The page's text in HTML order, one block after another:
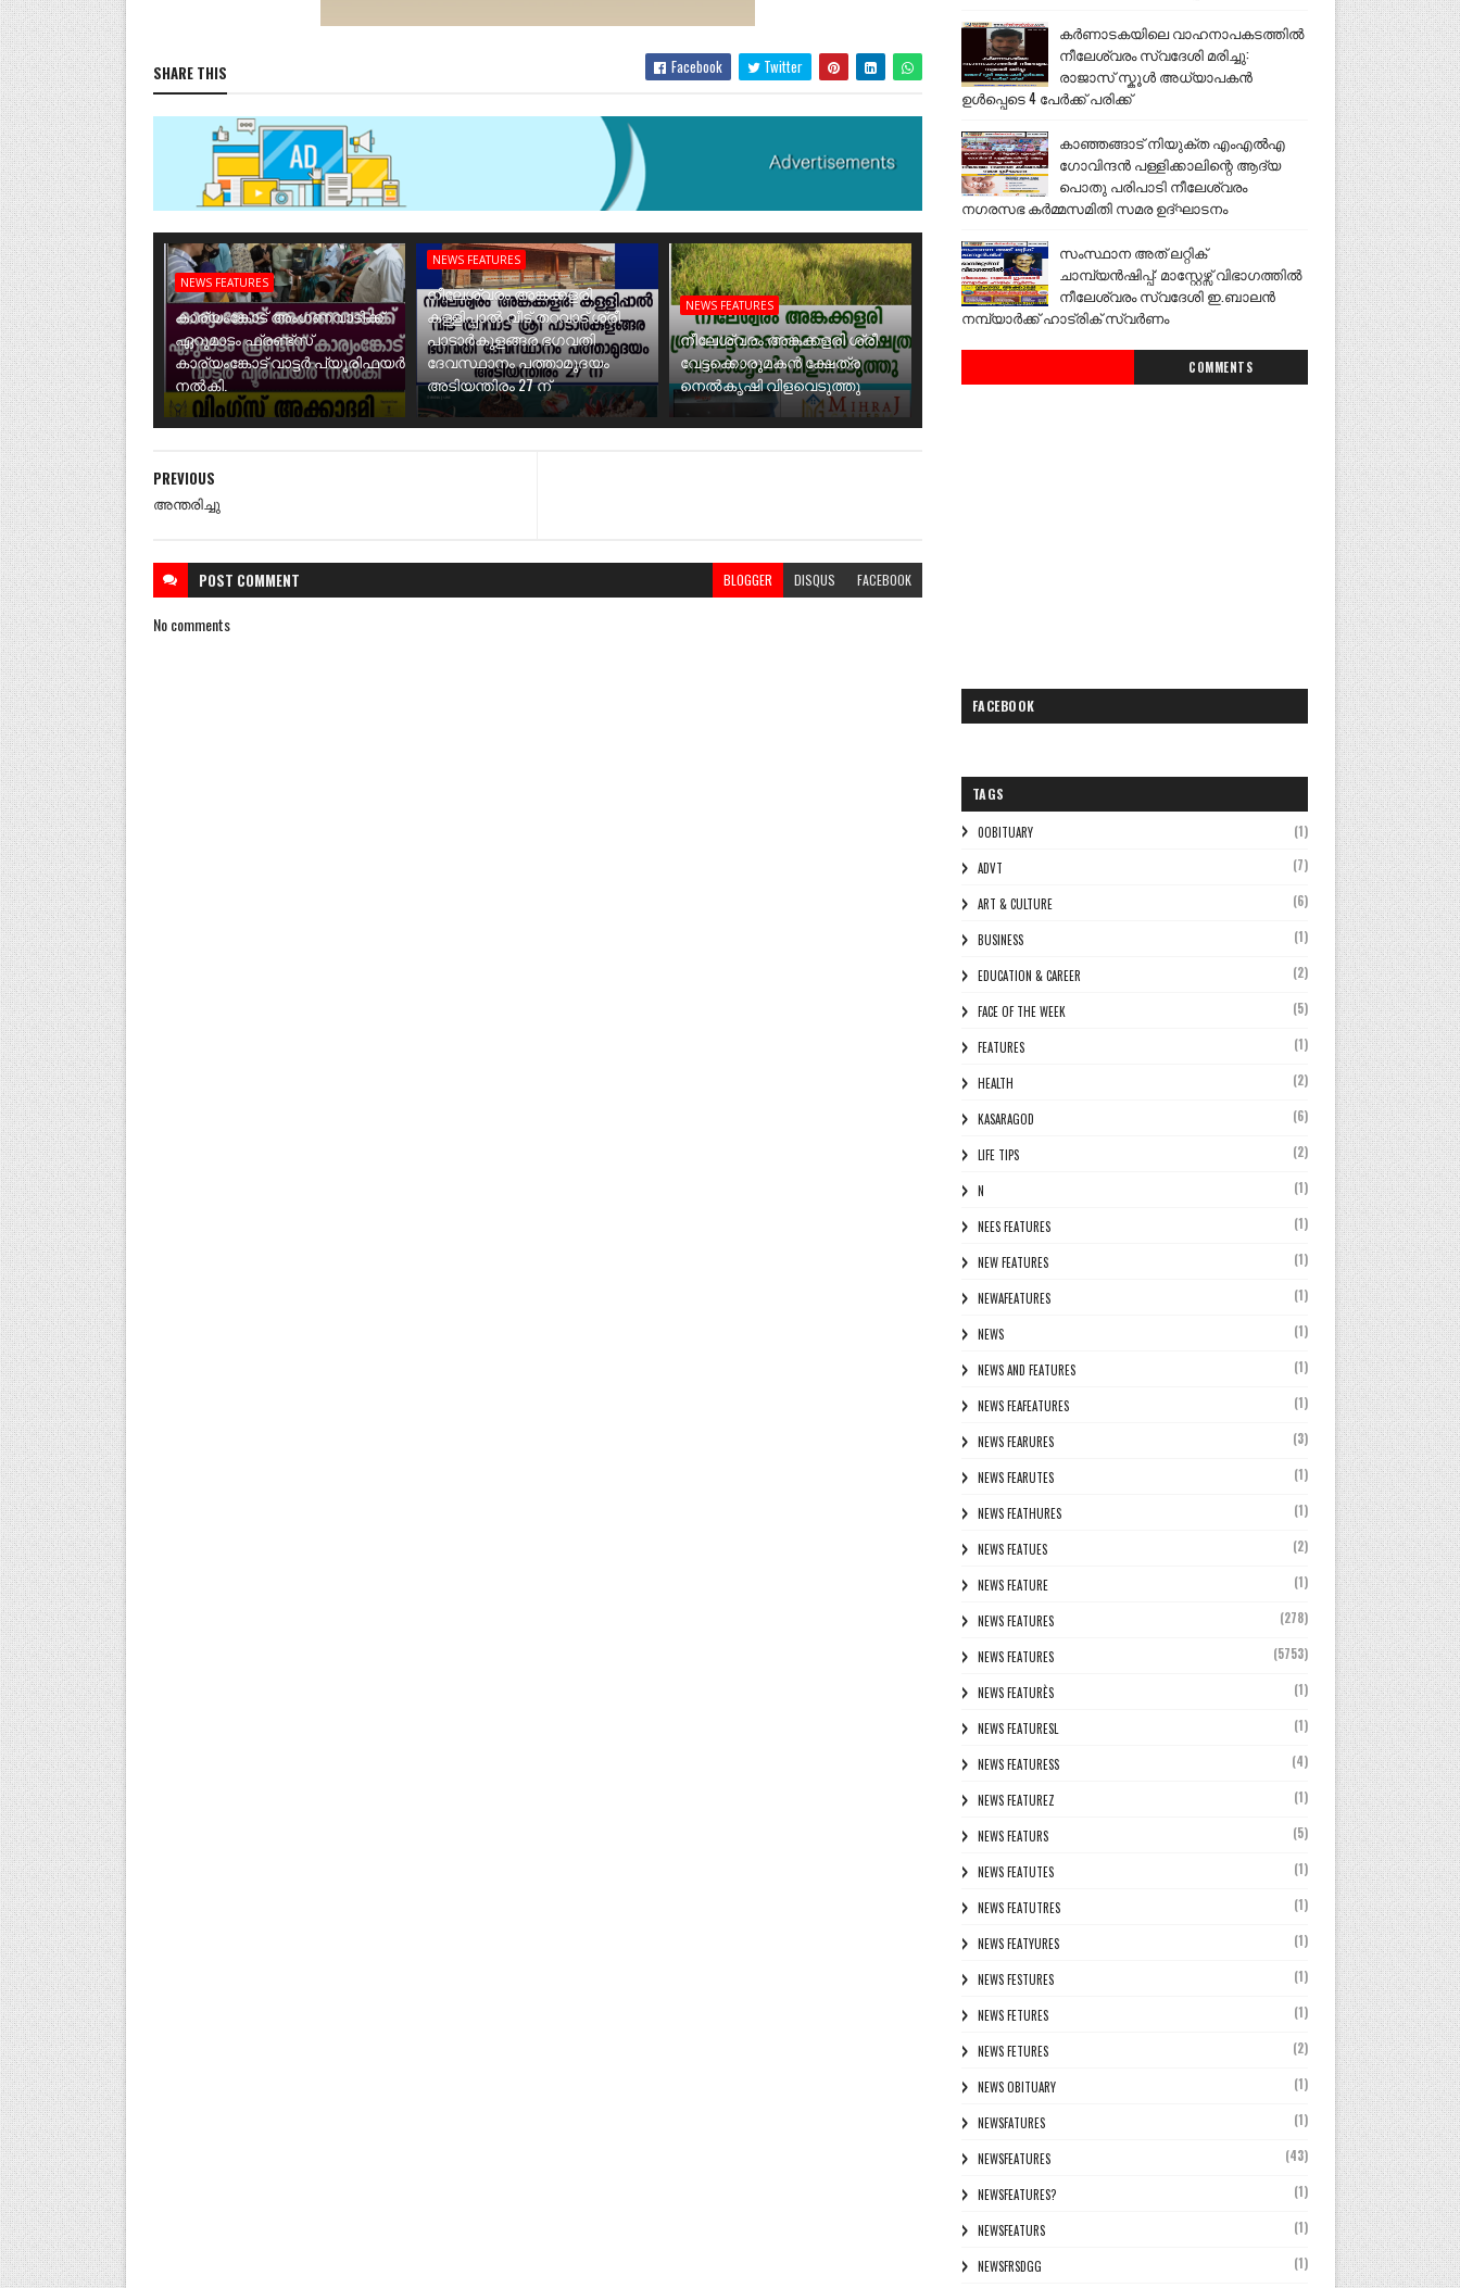
SHARE THIS Facebook Twitter
NEWS FEATURES
കാര്യംങ്കോട് അംഗണവാടിക്ക്
ഏറുമാടം ഫ്രണ്ട്സ്
കാര്യംങ്കോട് വാട്ടർ പ്യൂരിഫയർ
നൽകി.
NEWS FEATURES
നീലേശ്വരം അങ്കക്കളരി
കള്ളിപ്പാൽ വീട് തറവാട് ശ്രീ
പാടാർകുളങ്ങര ഭഗവതി
ദേവസ്ഥാനം പത്താമുദയം
അടിയന്തിരം 27 ന്
NEWS FEATURES
നീലേശ്വരം അങ്കക്കളരി ശ്രീ
വേട്ടക്കൊരുമകൻ ക്ഷേത്ര
നെൽകൃഷി വിളവെടുത്തു
PREVIOUS
അന്തരിച്ചു
POST COMMENT BLOGGER DISQUS FACEBOOK
No comments
കർണാടകയിലെ വാഹനാപകടത്തിൽ
നീലേശ്വരം സ്വദേശി മരിച്ചു:
രാജാസ് സ്കൂൾ അധ്യാപകൻ
ഉൾപ്പെടെ 4 പേർക്ക് പരിക്ക്
കാഞ്ഞങ്ങാട് നിയുക്ത എംഎൽഎ
ഗോവിന്ദൻ പള്ളിക്കാലിന്റെ ആദ്യ
പൊതു പരിപാടി നീലേശ്വരം
നഗരസഭ കർമ്മസമിതി സമര ഉദ്ഘാടനം
സംസ്ഥാന അത് ലറ്റിക്
ചാമ്പ്യൻഷിപ്പ്: മാസ്റ്റേഴ്സ് വിഭാഗത്തിൽ
നീലേശ്വരം സ്വദേശി ഇ.ബാലൻ
നമ്പ്യാർക്ക് ഹാട്രിക് സ്വർണം
COMMENTS
FACEBOOK
TAGS
0OBITUARY (1)
ADVT (7)
ART & CULTURE (6)
BUSINESS (1)
EDUCATION & CAREER (2)
FACE OF THE WEEK (5)
FEATURES (1)
HEALTH (2)
KASARAGOD (6)
LIFE TIPS (2)
N (1)
NEES FEATURES (1)
NEW FEATURES (1)
NEWAFEATURES (1)
NEWS (1)
NEWS AND FEATURES (1)
NEWS FEAFEATURES (1)
NEWS FEARURES (3)
NEWS FEARUTES (1)
NEWS FEATHURES (1)
NEWS FEATUES (2)
NEWS FEATURE (1)
NEWS FEATURES (278)
NEWS FEATURES (5753)
NEWS FEATURÈS (1)
NEWS FEATURESL (1)
NEWS FEATURESS (4)
NEWS FEATUREZ (1)
NEWS FEATURS (5)
NEWS FEATUTES (1)
NEWS FEATUTRES (1)
NEWS FEATYURES (1)
NEWS FESTURES (1)
NEWS FETURES (1)
NEWS FETURES (2)
NEWS OBITUARY (1)
NEWSFATURES (1)
NEWSFEATURES (43)
NEWSFEATURES? (1)
NEWSFEATURS (1)
NEWSFRSDGG (1)